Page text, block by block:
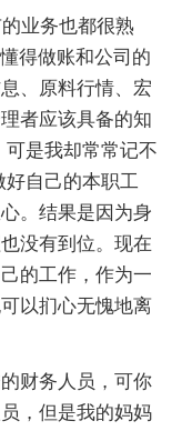
业务也都很熟
得做账和公司的
、原料行情、宏
者应该具备的知
是我却常常记不
自己的本职工
。结果是因为身
没有到位。现在
的工作，作为一
以扪心无愧地离
财务人员，可你
，但是我的妈妈